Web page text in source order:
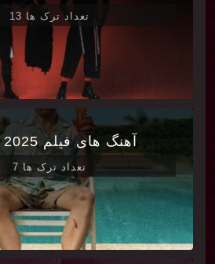
تعداد ترک ها 13
آهنگ های فیلم Nobody 2025
تعداد ترک ها 7